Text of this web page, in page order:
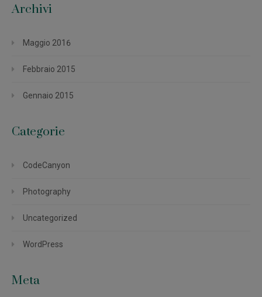
Archivi
Maggio 2016
Febbraio 2015
Gennaio 2015
Categorie
CodeCanyon
Photography
Uncategorized
WordPress
Meta